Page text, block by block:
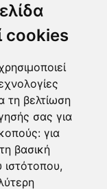
cookies
τη βελτίωση
σας για
για
βασική
ιστότοπου,
2026
Services
|Δήλωση
Cookies
(ΕΕ)